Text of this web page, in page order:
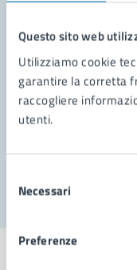
Questo sito web
Utilizziamo cookie
garantire la corretta
raccogliere
utenti.
delNecessari
Preferenze
Richiedi
Prenota
Problemi in città